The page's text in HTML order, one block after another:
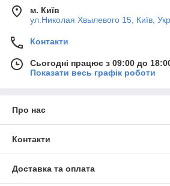
м. Київ
ул.Николая Хвылевого 15, Київ,
Контакти
Сьогодні працює з 09:00 до
Показати весь графік роботи
Про нас
Контакти
Доставка та оплата